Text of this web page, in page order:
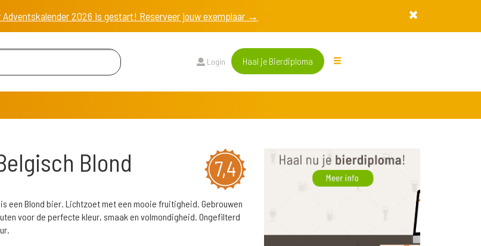
Adventskalender 2026 is gestart! Reserveer jouw exemplaar →
Login Haal je Bierdiploma
7,4
Blond
een Blond bier. Lichtzoet met een mooie fruitigheid. Gebrouwen
voor de perfecte kleur, smaak en volmondigheid. Ongefilterd